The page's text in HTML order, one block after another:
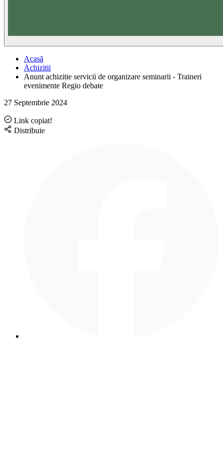
Acasă
Achizitii
Anunt achizitie servicii de organizare seminarii - Traineri
evenimente Regio debate
27 Septembrie 2024
Link copiat!
Distribuie